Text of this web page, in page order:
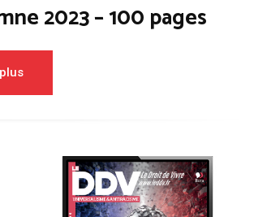
2023 – 100 pages